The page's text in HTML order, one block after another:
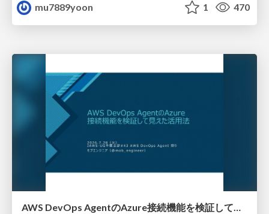
mu7889yoon
1 470
AWS DevOps AgentのAzure接続機能を検証して見えた活用法／Use Cases Verified for the AWS DevOps Agent's Azure Connectivity Feature